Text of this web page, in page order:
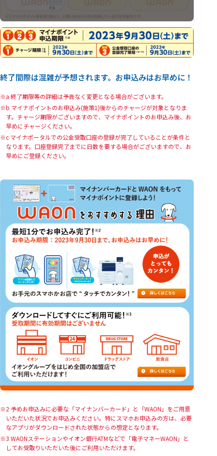
終了間際は混雑が予想されます。お申込みはお早めに！
a 終了期限等の詳細は予告なく変更となる場合がございます。
b マイナポイントのお申込み(施策1)後からのチャージが対象となりま
す。チャージ期限がございますので、マイナポイントのお申込み後、お
早めにチャージください。
c マイナポータルでの公金受取口座の登録が完了していることが条件と
なります。口座登録完了までに日数を要する場合がございますので、お
早めにご登録ください。
2 予めお申込みに必要な「マイナンバーカード」と「WAON」をご用意
いただいた状況でお申込みください。特にスマホお申込みの方は、必要
なアプリがダウンロードされた状態からの想定となります。
3 WAONステーションやイオン銀行ATMなどで「電子マネーWAON」と
してお受取りいただいた後にご利用いただけます。